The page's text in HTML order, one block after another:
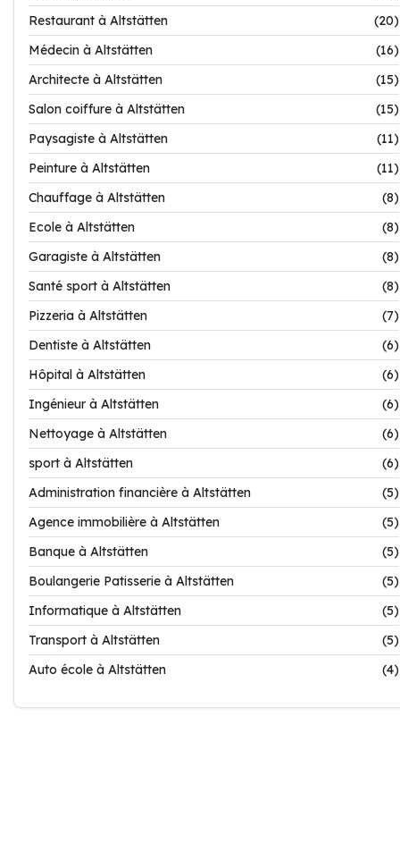
Restaurant à Altstätten
(20)
Médecin à Altstätten
(16)
Architecte à Altstätten
(15)
Salon coiffure à Altstätten
(15)
Paysagiste à Altstätten
(11)
Peinture à Altstätten
(11)
Chauffage à Altstätten
(8)
Ecole à Altstätten
(8)
Garagiste à Altstätten
(8)
Santé sport à Altstätten
(8)
Pizzeria à Altstätten
(7)
Dentiste à Altstätten
(6)
Hôpital à Altstätten
(6)
Ingénieur à Altstätten
(6)
Nettoyage à Altstätten
(6)
sport à Altstätten
(6)
Administration financière à Altstätten
(5)
Agence immobilière à Altstätten
(5)
Banque à Altstätten
(5)
Boulangerie Patisserie à Altstätten
(5)
Informatique à Altstätten
(5)
Transport à Altstätten
(5)
Auto école à Altstätten
(4)